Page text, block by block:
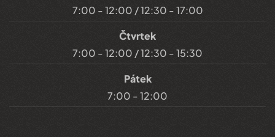
7:00 - 12:00 / 12:30 - 17:00
Čtvrtek
7:00 - 12:00 / 12:30 - 15:30
Pátek
7:00 - 12:00